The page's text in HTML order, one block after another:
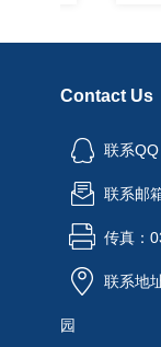
Contact Us
联系
联系邮
传真：
联系地
园